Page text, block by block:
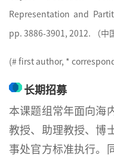
Representation and
pp. 3886-3901, 2012. （中
(# first author, *
长期招募
本课题组常年面向海
教授、助理教授、博
事处官方标准执行。